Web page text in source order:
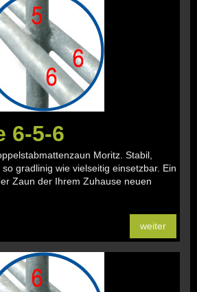
6-5-6
Moritz. Stabil,
gradlinig wie vielseitig einsetzbar. Ein
Zaun der Ihrem Zuhause neuen
verleiht.
weiter